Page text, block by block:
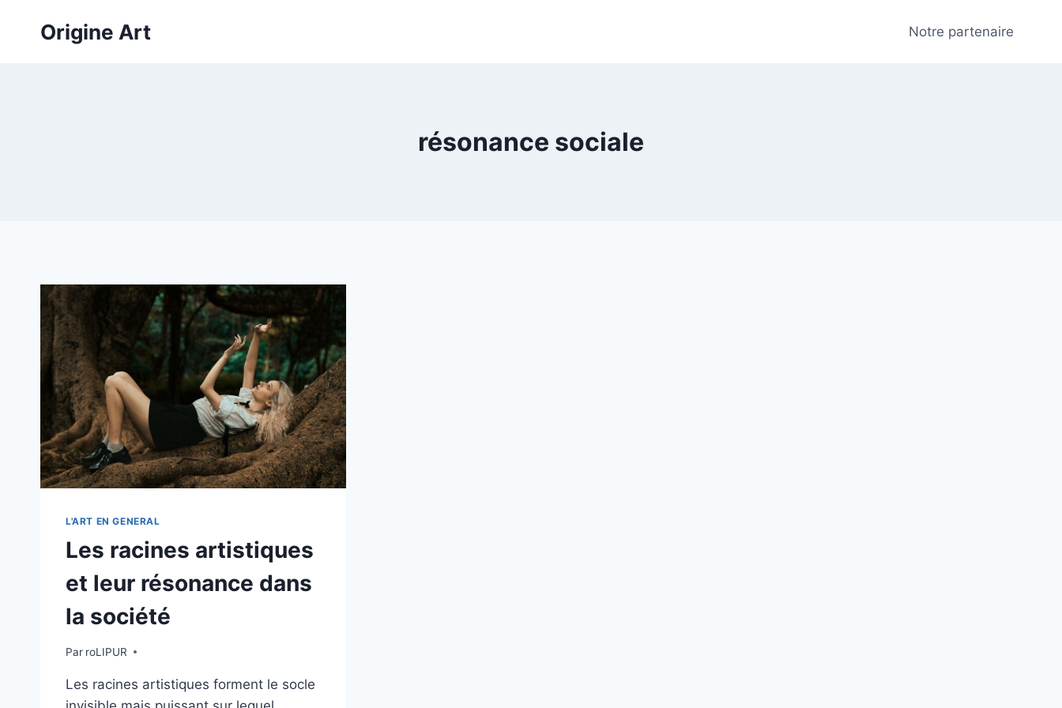
Origine Art Notre partenaire
résonance sociale
L'ART EN GENERAL
Les racines artistiques
et leur résonance dans
la société
Par roLIPUR
Les racines artistiques forment le socle